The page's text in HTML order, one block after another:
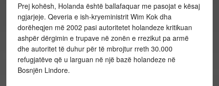
Prej kohësh, Holanda është ballafaquar me pasojat e kësaj
ngjarjeje. Qeveria e ish-kryeministrit Wim Kok dha
dorëheqjen më 2002 pasi autoritetet holandeze kritikuan
ashpër dërgimin e trupave në zonën e rrezikut pa armë
dhe autoritet të duhur për të mbrojtur rreth 30.000
refugjatëve që u larguan në një bazë holandeze në
Bosnjën Lindore.